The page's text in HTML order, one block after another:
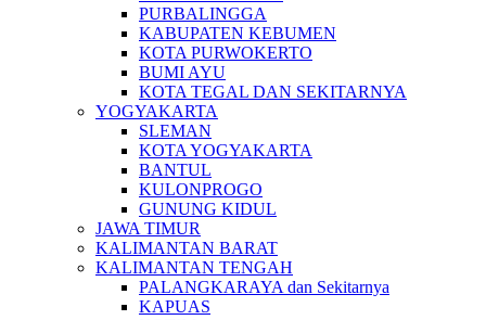
PURBALINGGA
KABUPATEN KEBUMEN
KOTA PURWOKERTO
BUMI AYU
KOTA TEGAL DAN SEKITARNYA
YOGYAKARTA
SLEMAN
KOTA YOGYAKARTA
BANTUL
KULONPROGO
GUNUNG KIDUL
JAWA TIMUR
KALIMANTAN BARAT
KALIMANTAN TENGAH
PALANGKARAYA dan Sekitarnya
KAPUAS